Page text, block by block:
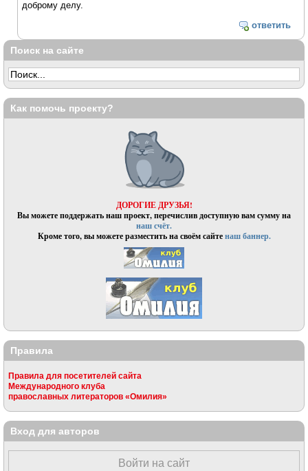
доброму делу.
ответить
Поиск на сайте
Как помочь проекту?
ДОРОГИЕ ДРУЗЬЯ!
Вы можете поддержать наш проект, перечислив доступную вам сумму на
наш счёт.
Кроме того, вы можете разместить на своём сайтенаш баннер.
Правила
Правила для посетителей сайта
Международного клуба
православных литераторов «Омилия»
Вход для авторов
Войти на сайт